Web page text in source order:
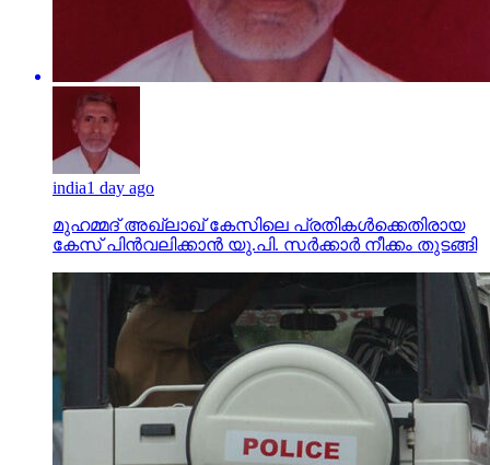
india1 day ago
മുഹമ്മദ് അഖ്‌ലാഖ് കേസിലെ പ്രതികള്‍ക്കെതിരായ
കേസ് പിന്‍വലിക്കാന്‍ യു.പി. സര്‍ക്കാര്‍ നീക്കം തുടങ്ങി